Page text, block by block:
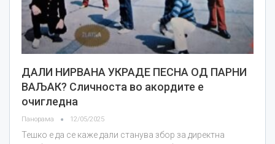
ДАЛИ НИРВАНА УКРАДЕ ПЕСНА ОД ПАРНИ
ВАЉАК? Сличноста во акордите е
очигледна
Панорама 12/05/2025
Тешко е да се каже дали станува збор за директна